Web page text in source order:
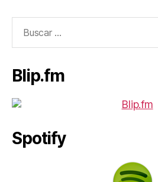
Blip.fm
Spotify